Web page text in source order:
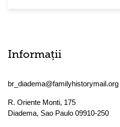
Informații
br_diadema@familyhistorymail.org
R. Oriente Monti, 175
Diadema, Sao Paulo 09910-250